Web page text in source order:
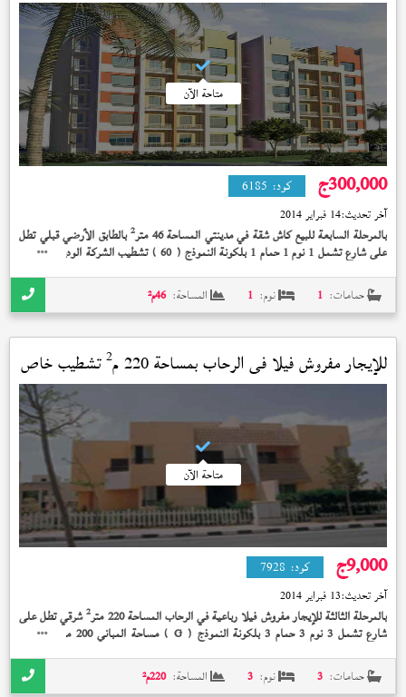
متاحة الآن
300,000ج كود: 6185
آخر تحديث:14 فبراير 2014
بالمرحلة السابعة للبيع كاش شقة في مدينتي المساحة 46 متر 2بالطابق الأرضي قبلي تطل
على شارع تشمل 1 نوم 1 حمام 1 بلكونة النموذج ( 60) تشطيب الشركة الوديعة مدفوعة
حمامات: 1 نوم: 1 المساحة: 46م²
للإيجار مفروش فيلا فيالرحاببمساحة 220 م 2تشطيب خاص
متاحة الآن
9,000ج كود: 7928
آخر تحديث:13 فبراير 2014
بالمرحلة الثالثة للإيجار مفروش فيلا رباعية في الرحاب المساحة 220 متر 2شرقي تطل على
شارع تشمل 3 نوم 3 حمام 3 بلكونة النموذج ( G ) مساحة المباني 200 متر تشطيب
حمامات: 3 نوم: 3 المساحة: 220م²